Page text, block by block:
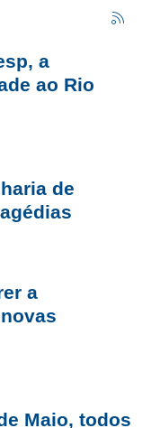
a
ao Rio
de
a
Maio, todos